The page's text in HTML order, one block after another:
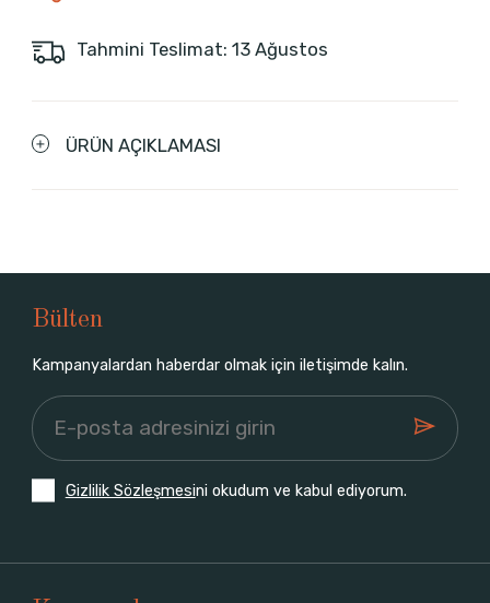
Tahmini Teslimat: 13 Ağustos
ÜRÜN AÇIKLAMASI
Bülten
Kampanyalardan haberdar olmak için iletişimde kalın.
Gizlilik Sözleşmesini okudum ve kabul ediyorum.